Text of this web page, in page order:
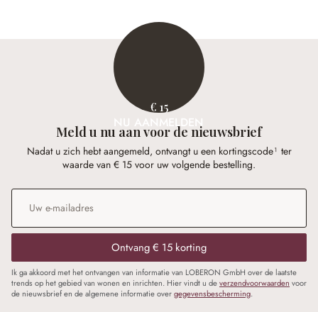
€ 15
NU AANMELDEN
Meld u nu aan voor de nieuwsbrief
Nadat u zich hebt aangemeld, ontvangt u een kortingscode¹ ter
waarde van € 15 voor uw volgende bestelling.
E-mailadres
Ontvang € 15 korting
Ik ga akkoord met het ontvangen van informatie van LOBERON GmbH over de laatste
trends op het gebied van wonen en inrichten. Hier vindt u deverzendvoorwaarden voor
de nieuwsbrief en de algemene informatie overgegevensbescherming.